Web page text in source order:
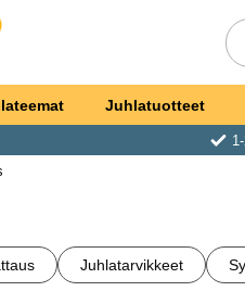
Juhlatuotteet
Juhlatarvikkeet